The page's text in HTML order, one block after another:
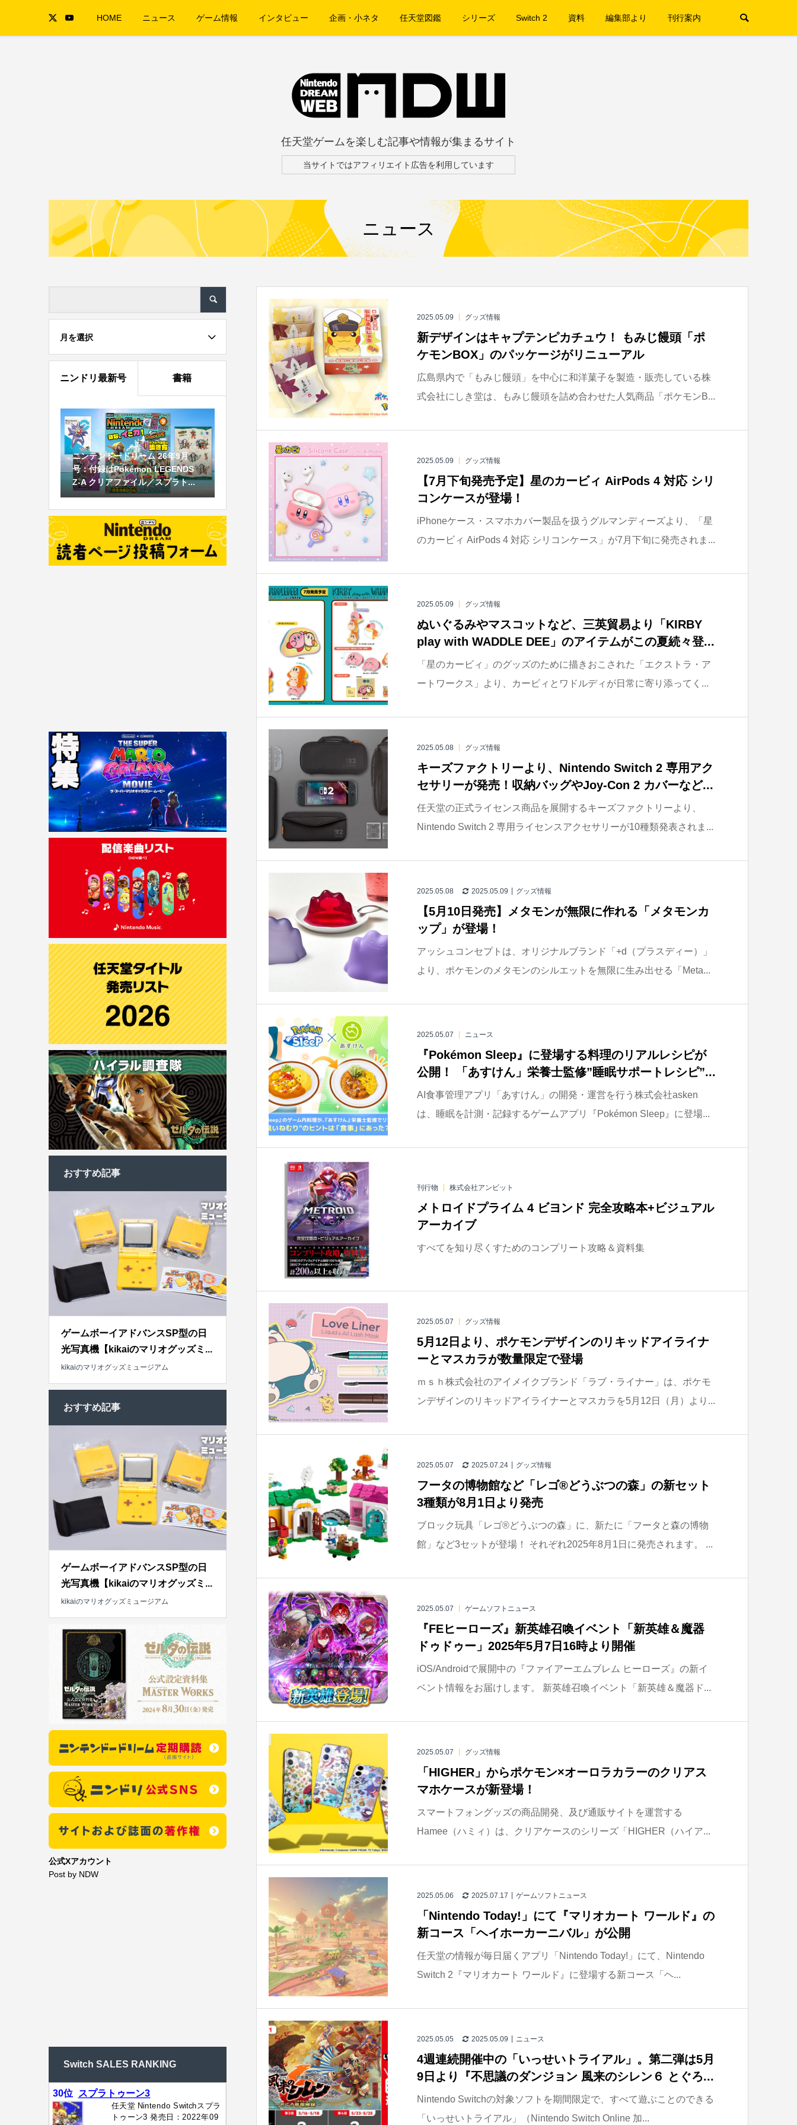
HOME ニュース ゲーム情報 インタビュー 企画・小ネタ 任天堂図鑑 シリーズ Switch 2 資料 編集部より 刊行案内
任天堂ゲームを楽しむ記事や情報が集まるサイト
当サイトではアフィリエイト広告を利用しています
ニュース
2025.05.09 グッズ情報
新デザインはキャプテンピカチュウ！ もみじ饅頭「ポ
ケモンBOX」のパッケージがリニューアル
広島県内で「もみじ饅頭」を中心に和洋菓子を製造・販売している株
式会社にしき堂は、もみじ饅頭を詰め合わせた人気商品「ポケモンB...
2025.05.09 グッズ情報
【7月下旬発売予定】星のカービィ AirPods 4 対応 シリ
コンケースが登場！
iPhoneケース・スマホカバー製品を扱うグルマンディーズより、「星
のカービィ AirPods 4 対応 シリコンケース」が7月下旬に発売されま...
2025.05.09 グッズ情報
ぬいぐるみやマスコットなど、三英貿易より「KIRBY
play with WADDLE DEE」のアイテムがこの夏続々登...
「星のカービィ」のグッズのために描きおこされた「エクストラ・ア
ートワークス」より、カービィとワドルディが日常に寄り添ってく...
2025.05.08 グッズ情報
キーズファクトリーより、Nintendo Switch 2 専用アク
セサリーが発売！収納バッグやJoy-Con 2 カバーなど...
任天堂の正式ライセンス商品を展開するキーズファクトリーより、
Nintendo Switch 2 専用ライセンスアクセサリーが10種類発表されま...
2025.05.08 2025.05.09 グッズ情報
【5月10日発売】メタモンが無限に作れる「メタモンカ
ップ」が登場！
アッシュコンセプトは、オリジナルブランド「+d（プラスディー）」
より、ポケモンのメタモンのシルエットを無限に生み出せる「Meta...
2025.05.07 ニュース
『Pokémon Sleep』に登場する料理のリアルレシピが
公開！ 「あすけん」栄養士監修”睡眠サポートレシピ”...
AI食事管理アプリ「あすけん」の開発・運営を行う株式会社asken
は、睡眠を計測・記録するゲームアプリ『Pokémon Sleep』に登場...
刊行物 株式会社アンビット
メトロイドプライム 4 ビヨンド 完全攻略本+ビジュアル
アーカイブ
すべてを知り尽くすためのコンプリート攻略＆資料集
2025.05.07 グッズ情報
5月12日より、ポケモンデザインのリキッドアイライナ
ーとマスカラが数量限定で登場
ｍｓｈ株式会社のアイメイクブランド「ラブ・ライナー」は、ポケモ
ンデザインのリキッドアイライナーとマスカラを5月12日（月）より...
2025.05.07 2025.07.24 グッズ情報
フータの博物館など「レゴ®どうぶつの森」の新セット
3種類が8月1日より発売
ブロック玩具「レゴ®どうぶつの森」に、新たに「フータと森の博物
館」など3セットが登場！ それぞれ2025年8月1日に発売されます。 ...
2025.05.07 ゲームソフトニュース
『FEヒーローズ』新英雄召喚イベント「新英雄＆魔器
ドゥドゥー」2025年5月7日16時より開催
iOS/Androidで展開中の『ファイアーエムブレム ヒーローズ』の新イ
ベント情報をお届けします。 新英雄召喚イベント「新英雄＆魔器ド...
2025.05.07 グッズ情報
「HIGHER」からポケモン×オーロラカラーのクリアス
マホケースが新登場！
スマートフォングッズの商品開発、及び通販サイトを運営する
Hamee（ハミィ）は、クリアケースのシリーズ「HIGHER（ハイア...
2025.05.06 2025.07.17 ゲームソフトニュース
「Nintendo Today!」にて『マリオカート ワールド』の
新コース「ヘイホーカーニバル」が公開
任天堂の情報が毎日届くアプリ「Nintendo Today!」にて、Nintendo
Switch 2『マリオカート ワールド』に登場する新コース「ヘ...
2025.05.05 2025.05.09 ニュース
4週連続開催中の「いっせいトライアル」。第二弾は5月
9日より『不思議のダンジョン 風来のシレン６ とぐろ...
Nintendo Switchの対象ソフトを期間限定で、すべて遊ぶことのできる
「いっせいトライアル」（Nintendo Switch Online 加...
月を選択
ニンドリ最新号 書籍
ニンテンドードリーム 26年9月
号：付録はPokémon LEGENDS
Z-A クリアファイル／スプラト...
おすすめ記事
ゲームボーイアドバンスSP型の日
光写真機【kikaiのマリオグッズミ...
kikaiのマリオグッズミュージアム
おすすめ記事
ゲームボーイアドバンスSP型の日
光写真機【kikaiのマリオグッズミ...
kikaiのマリオグッズミュージアム
公式Xアカウント
Post by NDW
Switch SALES RANKING